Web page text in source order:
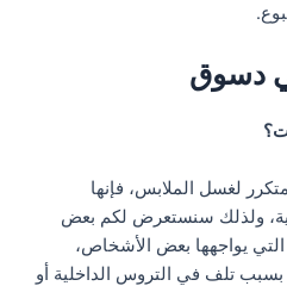
لغسل الملابس، فإنها
ولذلك سنستعرض لكم بعض
يواجهها بعض الأشخاص،
تلف في التروس الداخلية أو